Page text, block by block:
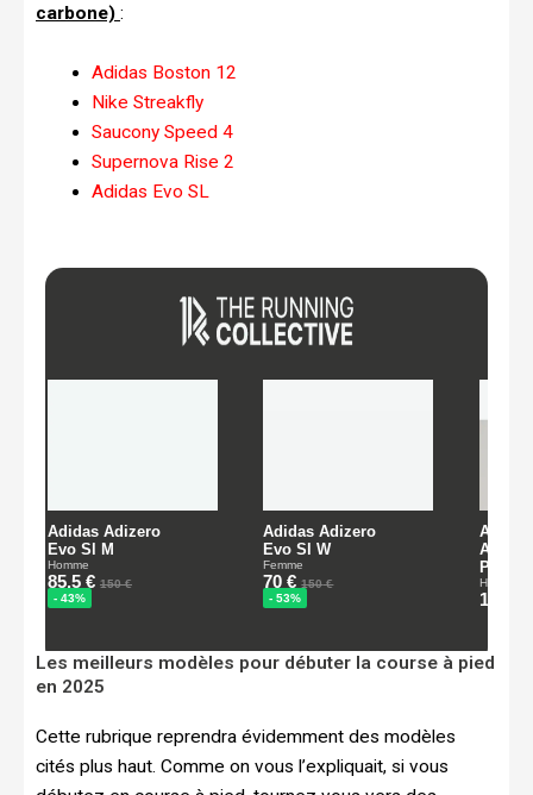
carbone) :
Adidas Boston 12
Nike Streakfly
Saucony Speed 4
Supernova Rise 2
Adidas Evo SL
Les meilleurs modèles pour débuter la course à pied
en 2025
Cette rubrique reprendra évidemment des modèles
cités plus haut. Comme on vous l’expliquait, si vous